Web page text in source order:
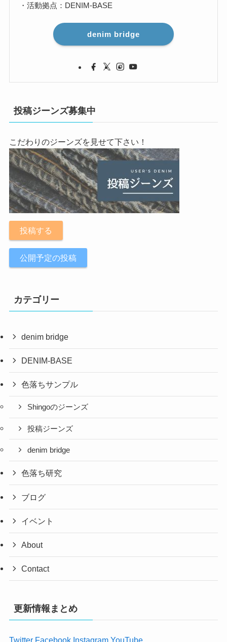
・活動拠点：DENIM-BASE
denim bridge
投稿ジーンズ募集中
こだわりのジーンズを見せて下さい！
投稿する
公開予定の投稿
カテゴリー
denim bridge
DENIM-BASE
色落ちサンプル
Shingoのジーンズ
投稿ジーンズ
denim bridge
色落ち研究
ブログ
イベント
About
Contact
更新情報まとめ
Twitter Facebook Instagram YouTube